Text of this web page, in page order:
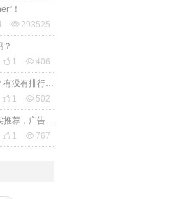
！
 293525
？
 1 406
 1  502
 1  767